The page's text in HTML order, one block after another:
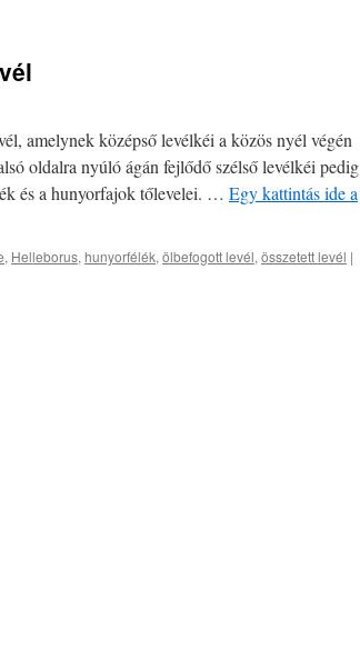
amelynek középső levélkéi a közös nyél végén
oldalra nyúló ágán fejlődő szélső levélkéi pedig
és a hunyorfajok tőlevelei. … Egy kattintás ide a
, Helleborus, hunyorfélék, ölbefogott levél, összetett levél |